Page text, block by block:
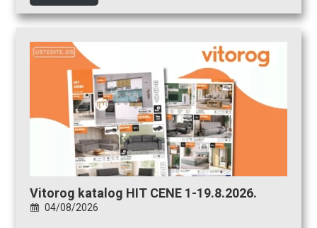
Vitorog katalog HIT CENE 1-19.8.2026.
04/08/2026